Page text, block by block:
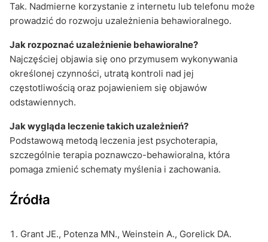
Tak. Nadmierne korzystanie z internetu lub telefonu może
prowadzić do rozwoju uzależnienia behawioralnego.
Jak rozpoznać uzależnienie behawioralne?
Najczęściej objawia się ono przymusem wykonywania
określonej czynności, utratą kontroli nad jej
częstotliwością oraz pojawieniem się objawów
odstawiennych.
Jak wygląda leczenie takich uzależnień?
Podstawową metodą leczenia jest psychoterapia,
szczególnie terapia poznawczo-behawioralna, która
pomaga zmienić schematy myślenia i zachowania.
Źródła
Grant JE., Potenza MN., Weinstein A., Gorelick DA.